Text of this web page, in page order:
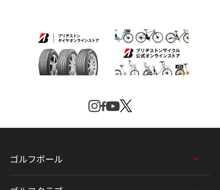
ゴルフボール